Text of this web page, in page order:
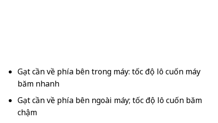
Gạt cần về phía bên trong máy: tốc độ lô cuốn máy
băm nhanh
Gạt cần về phía bên ngoài máy; tốc độ lô cuốn băm
chậm